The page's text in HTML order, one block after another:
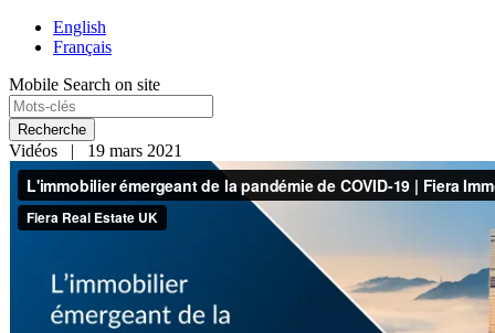
English
Français
Mobile Search on site
Recherche
Vidéos | 19 mars 2021